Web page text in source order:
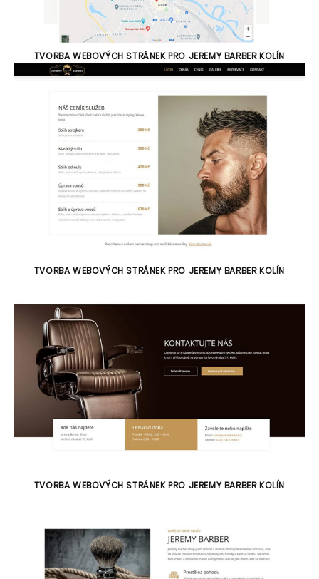
TVORBA WEBOVÝCH STRÁNEK PRO JEREMY BARBER KOLÍN
TVORBA WEBOVÝCH STRÁNEK PRO JEREMY BARBER KOLÍN
TVORBA WEBOVÝCH STRÁNEK PRO JEREMY BARBER KOLÍN